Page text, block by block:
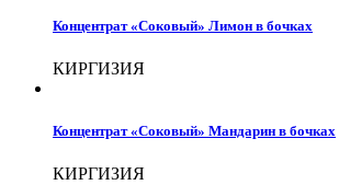
Концентрат «Соковый» Лимон в бочках
КИРГИЗИЯ
Концентрат «Соковый» Мандарин в бочках
КИРГИЗИЯ